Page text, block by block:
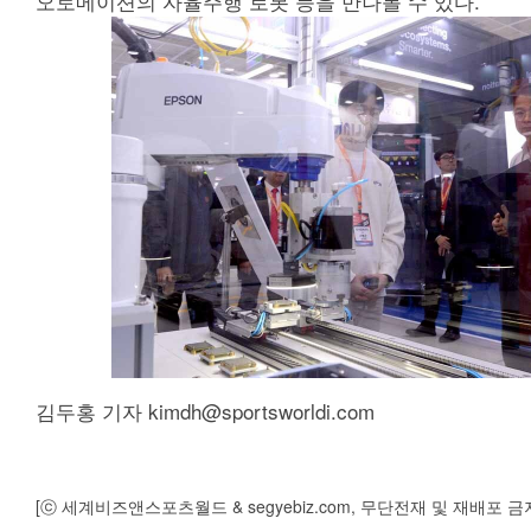
김두홍 기자 kimdh@sportsworldi.com
[ⓒ 세계비즈앤스포츠월드 & segyebiz.com, 무단전재 및 재배포 금